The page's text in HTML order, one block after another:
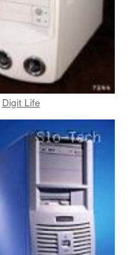
Digit Life